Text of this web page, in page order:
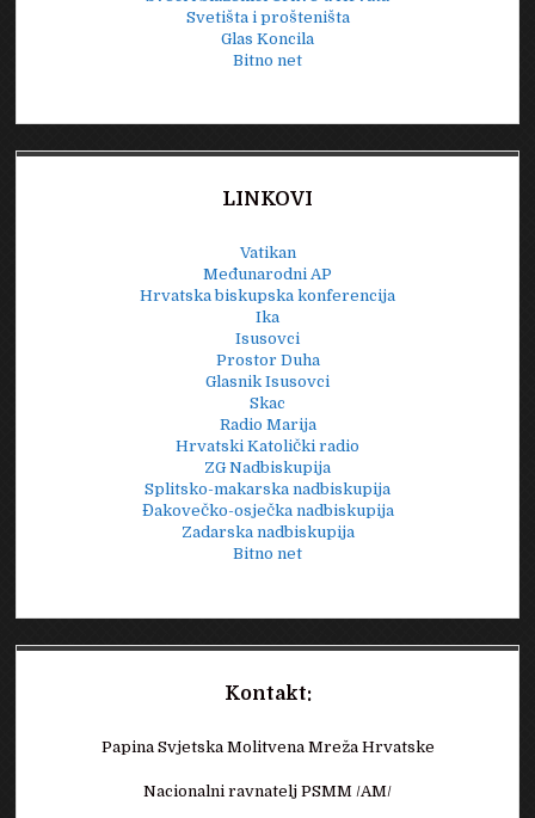
Svetišta i prošteništa
Glas Koncila
Bitno net
LINKOVI
Vatikan
Međunarodni AP
Hrvatska biskupska konferencija
Ika
Isusovci
Prostor Duha
Glasnik Isusovci
Skac
Radio Marija
Hrvatski Katolički radio
ZG Nadbiskupija
Splitsko-makarska nadbiskupija
Đakovečko-osječka nadbiskupija
Zadarska nadbiskupija
Bitno net
Kontakt:
Papina Svjetska Molitvena Mreža Hrvatske
Nacionalni ravnatelj PSMM /AM/